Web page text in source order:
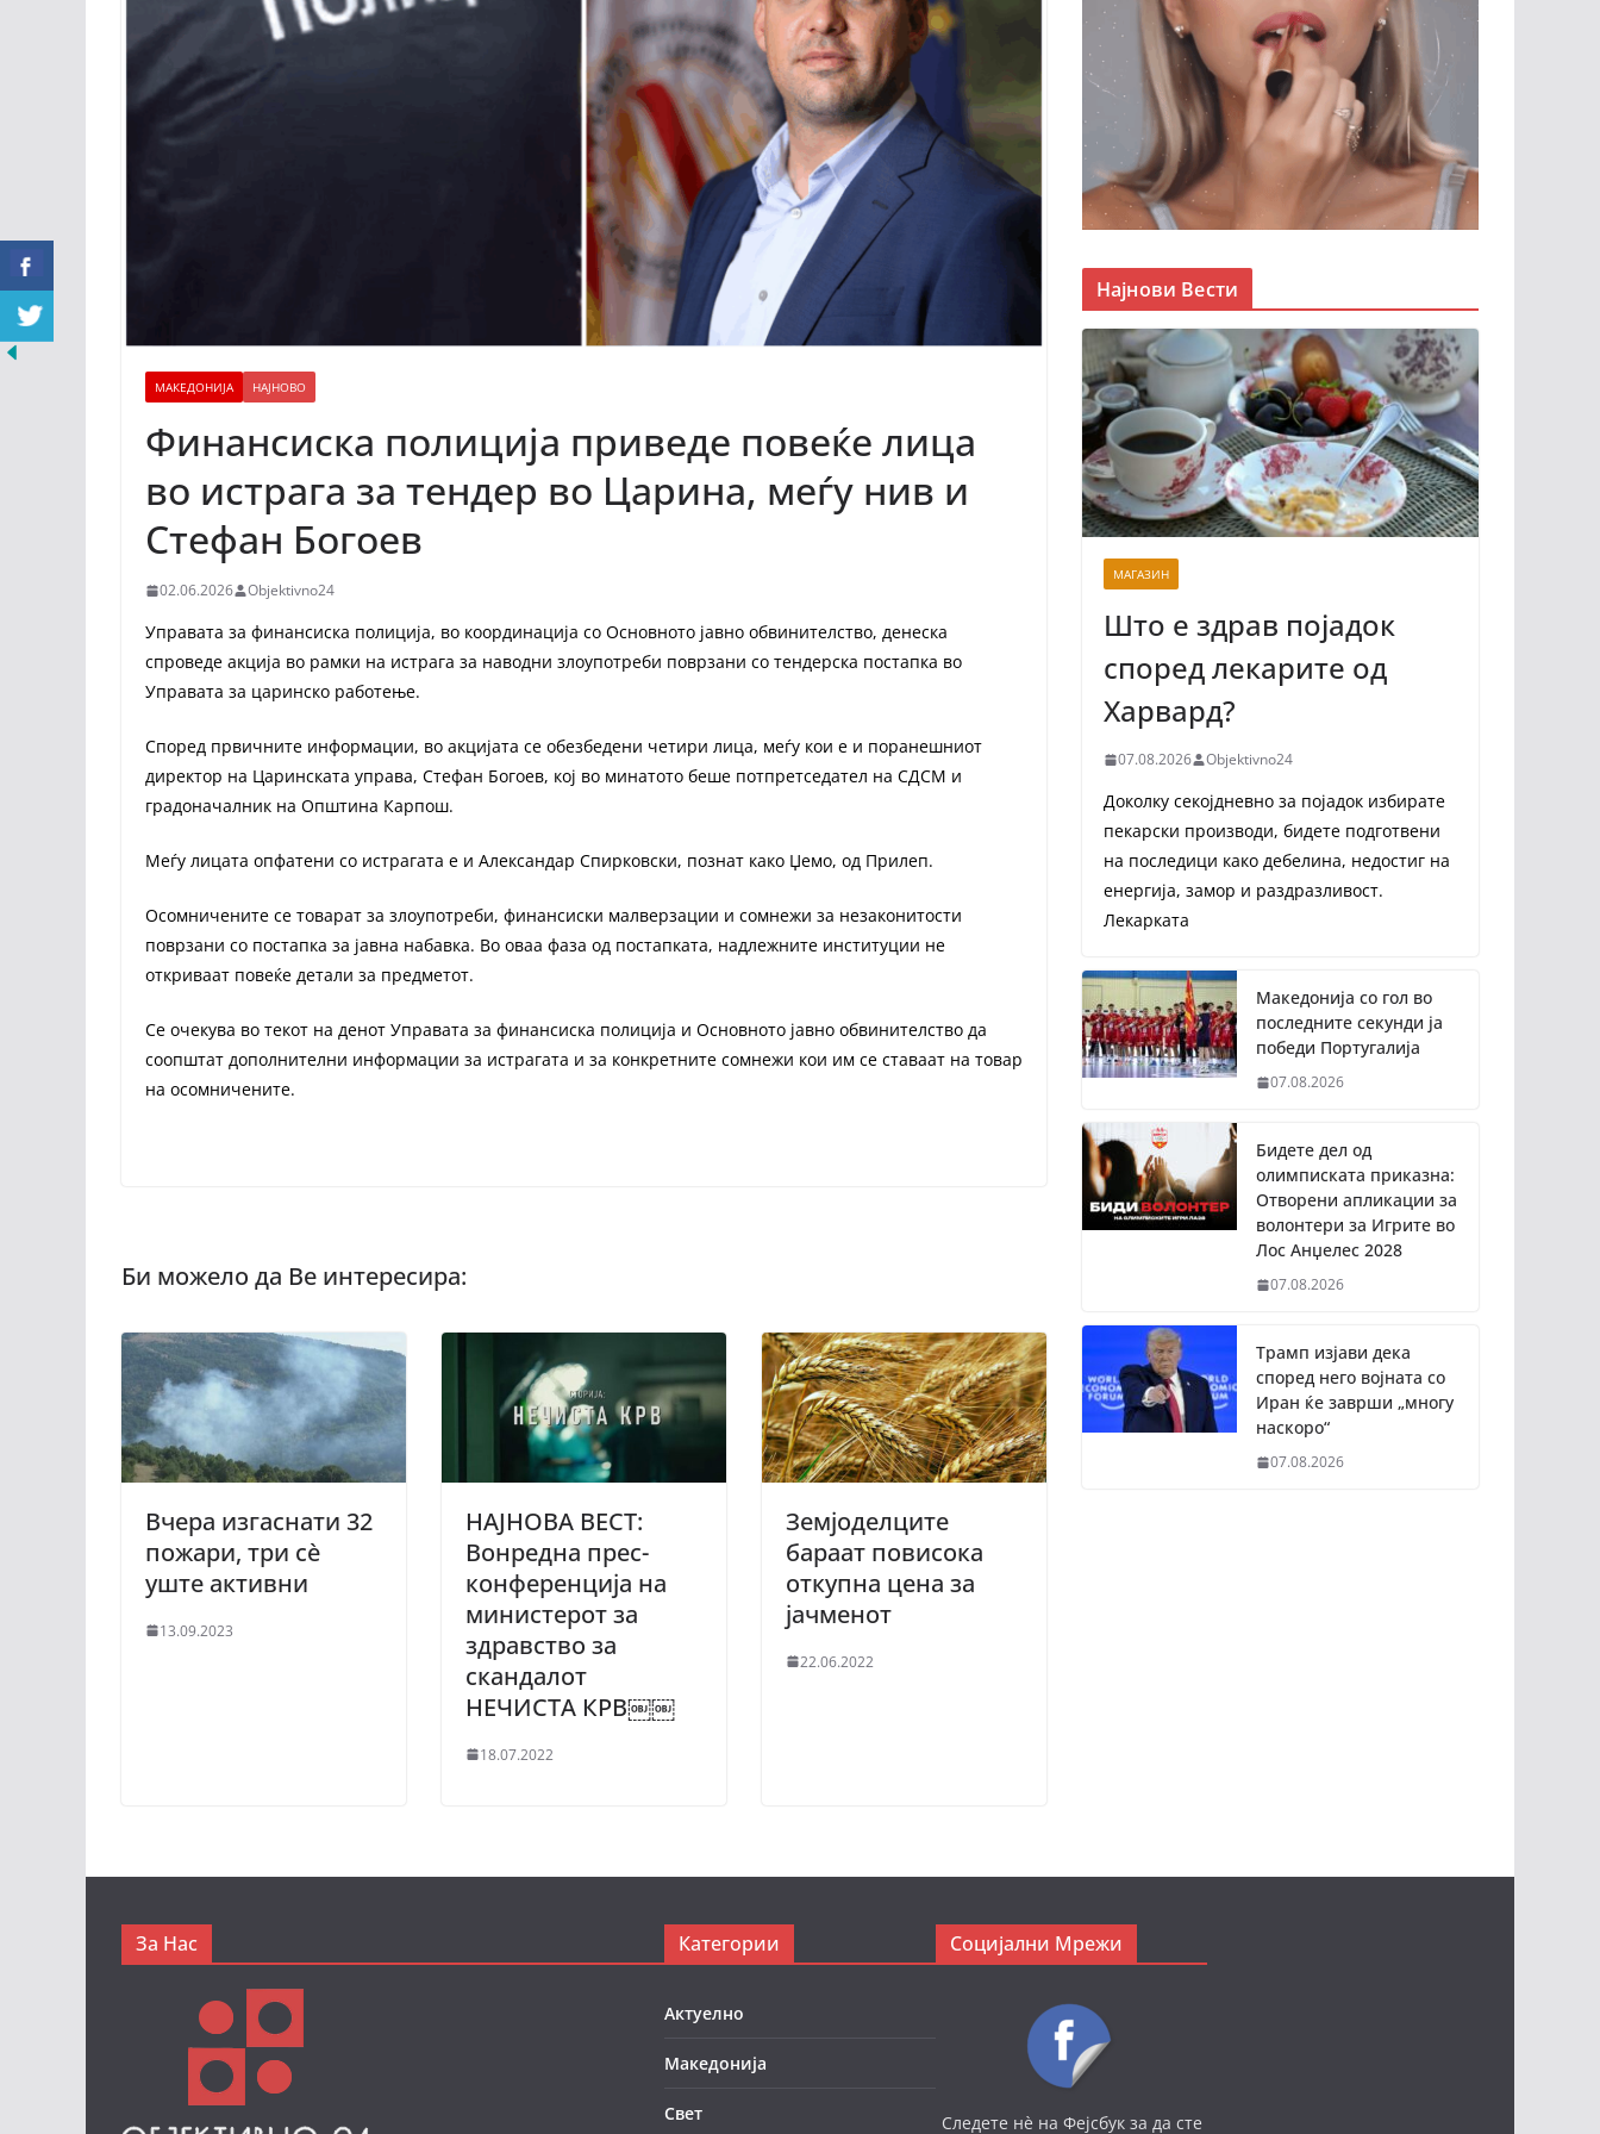
МАКЕДОНИЈА НАЈНОВО
Финансиска полиција приведе повеќе лица
во истрага за тендер во Царина, меѓу нив и
Стефан Богоев
02.06.2026 Objektivno24
Управата за финансиска полиција, во координација со Основното јавно обвинителство, денеска
спроведе акција во рамки на истрага за наводни злоупотреби поврзани со тендерска постапка во
Управата за царинско работење.
Според првичните информации, во акцијата се обезбедени четири лица, меѓу кои е и поранешниот
директор на Царинската управа, Стефан Богоев, кој во минатото беше потпретседател на СДСМ и
градоначалник на Општина Карпош.
Меѓу лицата опфатени со истрагата е и Александар Спирковски, познат како Џемо, од Прилеп.
Осомничените се товарат за злоупотреби, финансиски малверзации и сомнежи за незаконитости
поврзани со постапка за јавна набавка. Во оваа фаза од постапката, надлежните институции не
откриваат повеќе детали за предметот.
Се очекува во текот на денот Управата за финансиска полиција и Основното јавно обвинителство да
соопштат дополнителни информации за истрагата и за конкретните сомнежи кои им се ставаат на товар
на осомничените.
Вчера изгаснати 32
пожари, три сѐ
уште активни
13.09.2023
НАЈНОВА ВЕСТ:
Вонредна прес-
конференција на
министерот за
здравство за
скандалот
НЕЧИСТА КРВ￼￼
18.07.2022
Земјоделците
бараат повисока
откупна цена за
јачменот
22.06.2022
Најнови Вести
МАГАЗИН
Што е здрав појадок
според лекарите од
Харвард?
07.08.2026 Objektivno24
Доколку секојдневно за појадок избирате
пекарски производи, бидете подготвени
на последици како дебелина, недостиг на
енергија, замор и раздразливост.
Лекарката
Македонија со гол во
последните секунди ја
победи Португалија
07.08.2026
Бидете дел од
олимписката приказна:
Отворени апликации за
волонтери за Игрите во
Лос Анџелес 2028
07.08.2026
Трамп изјави дека
според него војната со
Иран ќе заврши „многу
наскоро“
07.08.2026
За Нас Категории
Актуелно
Македонија
Свет
Социјални Мрежи
Следете нè на Фејсбук за да сте